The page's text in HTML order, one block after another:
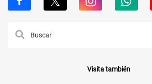
Visita también